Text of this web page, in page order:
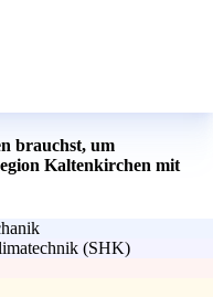
brauchst, um
Kaltenkirchen mit
(SHK)